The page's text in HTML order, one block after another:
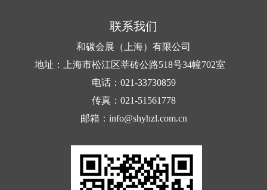
联系我们
和碳会展（上海）有限公司
地址：上海市松江区莘砖公路518号34幢702室
电话：021-33730859
传真：021-51561778
邮箱：info@shyhzl.com.cn